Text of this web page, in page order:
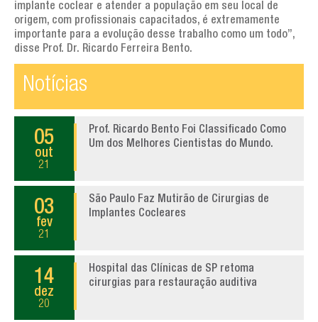
implante coclear e atender a população em seu local de
origem, com profissionais capacitados, é extremamente
importante para a evolução desse trabalho como um todo”,
disse Prof. Dr. Ricardo Ferreira Bento.
Notícias
05
out
21
Prof. Ricardo Bento Foi Classificado Como
Um dos Melhores Cientistas do Mundo.
03
fev
21
São Paulo Faz Mutirão de Cirurgias de
Implantes Cocleares
14
dez
20
Hospital das Clínicas de SP retoma
cirurgias para restauração auditiva